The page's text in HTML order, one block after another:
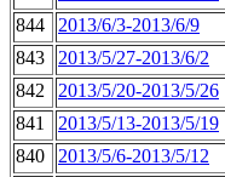
844
2013/6/3-2013/6/9
843
2013/5/27-2013/6/2
842
2013/5/20-2013/5/26
841
2013/5/13-2013/5/19
840
2013/5/6-2013/5/12